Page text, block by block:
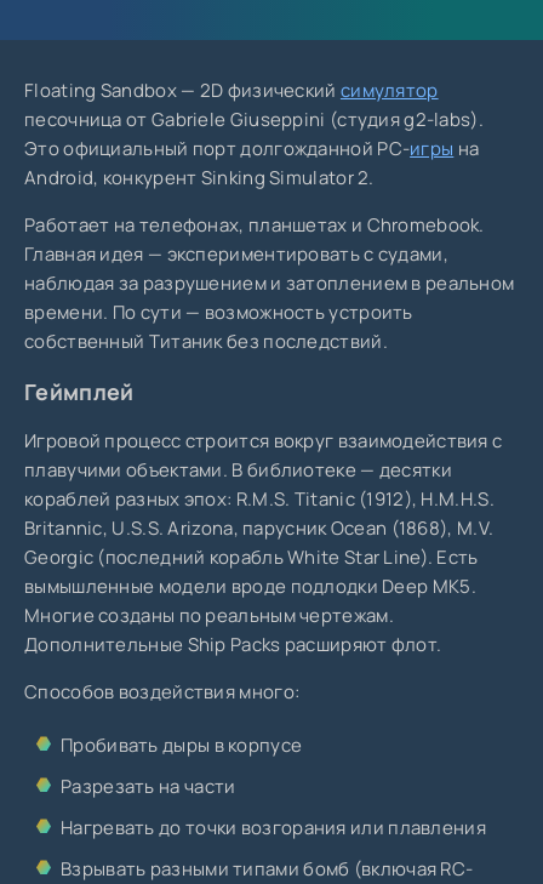
Floating Sandbox — 2D физический симулятор
песочница от Gabriele Giuseppini (студия g2-labs).
Это официальный порт долгожданной PC-игры на
Android, конкурент Sinking Simulator 2.
Работает на телефонах, планшетах и Chromebook.
Главная идея — экспериментировать с судами,
наблюдая за разрушением и затоплением в реальном
времени. По сути — возможность устроить
собственный Титаник без последствий.
Геймплей
Игровой процесс строится вокруг взаимодействия с
плавучими объектами. В библиотеке — десятки
кораблей разных эпох: R.M.S. Titanic (1912), H.M.H.S.
Britannic, U.S.S. Arizona, парусник Ocean (1868), M.V.
Georgic (последний корабль White Star Line). Есть
вымышленные модели вроде подлодки Deep MK5.
Многие созданы по реальным чертежам.
Дополнительные Ship Packs расширяют флот.
Способов воздействия много:
Пробивать дыры в корпусе
Разрезать на части
Нагревать до точки возгорания или плавления
Взрывать разными типами бомб (включая RC-